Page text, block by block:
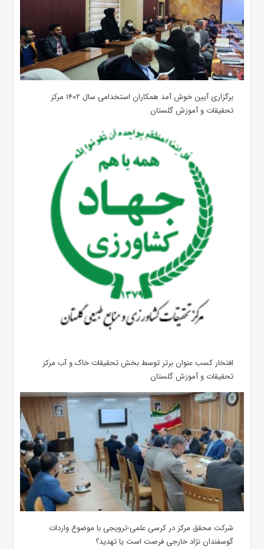
برگزاری آیین خوش آمد همکاران استخدامی سال ۱۴۰۲ مرکز
تحقیقات و آموزش گلستان
افتخار کسب عنوان برتر توسط بخش تحقیقات خاک و آب مرکز
تحقیقات و آموزش گلستان
شرکت محقق مرکز در کرسی علمی-ترویجی با موضوع واردات
گوسفندان نژاد خارجی فرصت است یا تهدید؟